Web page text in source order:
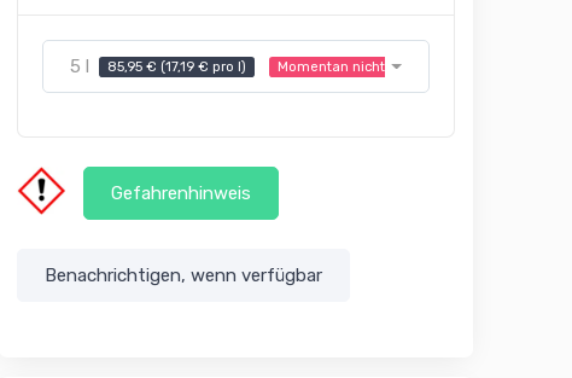
5 l 85,95 € (17,19 € pro l) Momentan nicht verfügbar
Gefahrenhinweis
Benachrichtigen, wenn verfügbar